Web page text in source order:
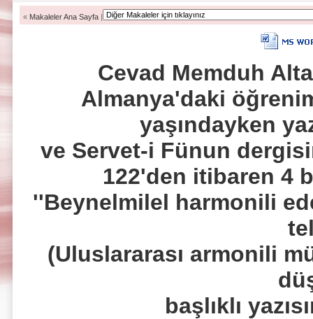
« Makaleler Ana Sayfa |
Cevad Memduh
Almanya'daki
yaşındayken
ve Servet-i Fünun
122'den itibaren 4
''Beynelmilel harmonili
(Uluslararası armonili
başlıklı